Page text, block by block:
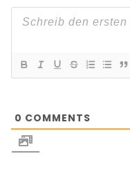
0 COMMENTS